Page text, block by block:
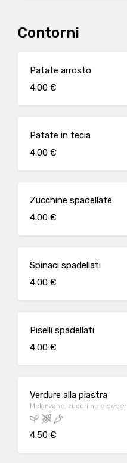
Contorni
Patate arrosto
4.00 €
Patate in tecia
4.00 €
Zucchine spadellate
4.00 €
Spinaci spadellati
4.00 €
Piselli spadellati
4.00 €
Verdure alla piastra
Melanzane, zucchine e
4.50 €